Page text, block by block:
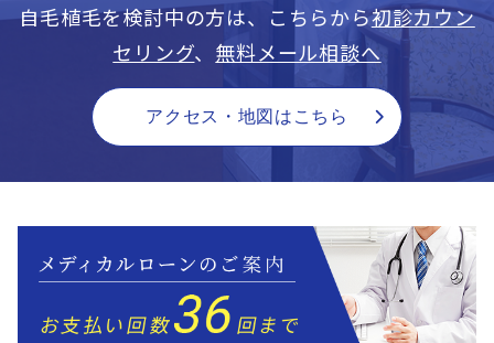
自毛植毛を検討中の方は、こちらから初診カウン
セリング、 無料メール相談へ
アクセス・地図はこちら